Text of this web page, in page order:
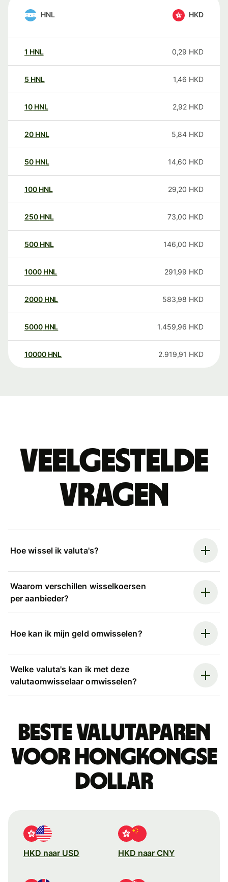
HNL HKD
1 HNL 0,29 HKD
5 HNL 1,46 HKD
10 HNL 2,92 HKD
20 HNL 5,84 HKD
50 HNL 14,60 HKD
100 HNL 29,20 HKD
250 HNL 73,00 HKD
500 HNL 146,00 HKD
1000 HNL 291,99 HKD
2000 HNL 583,98 HKD
5000 HNL 1.459,96 HKD
10000 HNL 2.919,91 HKD
Veelgestelde
vragen
Hoe wissel ik valuta's?
Waarom verschillen wisselkoersen
per aanbieder?
Hoe kan ik mijn geld omwisselen?
Welke valuta's kan ik met deze
valutaomwisselaar omwisselen?
Beste valutaparen
voor Hongkongse
dollar
HKD naar USD HKD naar CNY